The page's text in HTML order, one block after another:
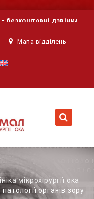
- безкоштовні дзвінки
Мапа відділень
мікрохірургії ока
органів зору